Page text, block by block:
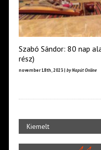
Szabó Sándor: 80 nap
rész)
november 18th, 2023 | by Napút Online
Kiemelt